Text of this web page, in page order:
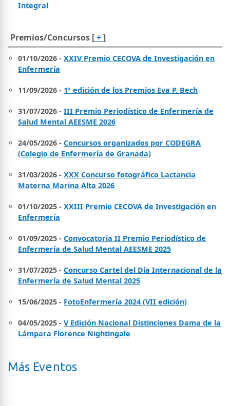
Integral
Premios/Concursos [+]
01/10/2026 - XXIV Premio CECOVA de Investigación en
Enfermería
11/09/2026 - 1ª edición de los Premios Eva P. Bech
31/07/2026 - III Premio Periodístico de Enfermería de
Salud Mental AEESME 2026
24/05/2026 - Concursos organizados por CODEGRA
(Colegio de Enfermería de Granada)
31/03/2026 - XXX Concurso fotográfico Lactancia
Materna Marina Alta 2026
01/10/2025 - XXIII Premio CECOVA de Investigación en
Enfermería
01/09/2025 - Convocatoria II Premio Periodístico de
Enfermería de Salud Mental AEESME 2025
31/07/2025 - Concurso Cartel del Día Internacional de la
Enfermería de Salud Mental 2025
15/06/2025 - FotoEnfermería 2024 (VII edición)
04/05/2025 - V Edición Nacional Distinciones Dama de la
Lámpara Florence Nightingale
Más Eventos